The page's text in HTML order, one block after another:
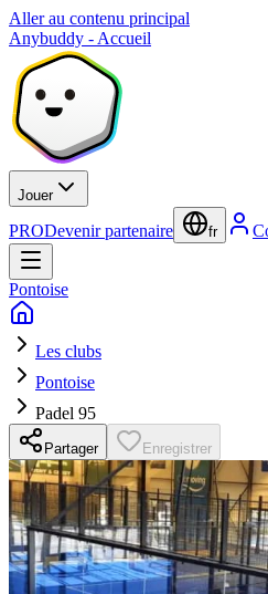
Aller au contenu principal
Anybuddy - Accueil
Jouer
PRODevenir partenaire fr
Pontoise
Les clubs
Pontoise
Padel 95
Partager Enregistrer